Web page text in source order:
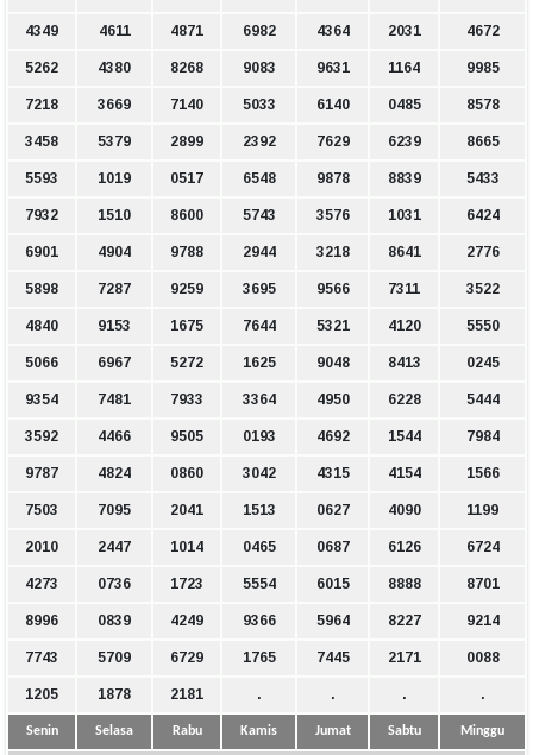
4349 4611 4871 6982 4364 2031 4672
5262 4380 8268 9083 9631 1164 9985
7218 3669 7140 5033 6140 0485 8578
3458 5379 2899 2392 7629 6239 8665
5593 1019 0517 6548 9878 8839 5433
7932 1510 8600 5743 3576 1031 6424
6901 4904 9788 2944 3218 8641 2776
5898 7287 9259 3695 9566 7311 3522
4840 9153 1675 7644 5321 4120 5550
5066 6967 5272 1625 9048 8413 0245
9354 7481 7933 3364 4950 6228 5444
3592 4466 9505 0193 4692 1544 7984
9787 4824 0860 3042 4315 4154 1566
7503 7095 2041 1513 0627 4090 1199
2010 2447 1014 0465 0687 6126 6724
4273 0736 1723 5554 6015 8888 8701
8996 0839 4249 9366 5964 8227 9214
7743 5709 6729 1765 7445 2171 0088
1205 1878 2181 . . . .
Senin Selasa Rabu Kamis Jumat Sabtu Minggu